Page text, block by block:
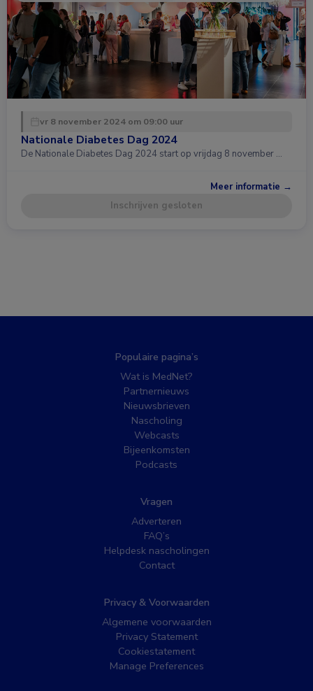
vr 8 november 2024 om 09:00 uur
Nationale Diabetes Dag 2024
De Nationale Diabetes Dag 2024 start op vrijdag 8 november …
Meer informatie →
Inschrijven gesloten
Populaire pagina’s
Wat is MedNet?
Partnernieuws
Nieuwsbrieven
Nascholing
Webcasts
Bijeenkomsten
Podcasts
Vragen
Adverteren
FAQ’s
Helpdesk nascholingen
Contact
Privacy & Voorwaarden
Algemene voorwaarden
Privacy Statement
Cookiestatement
Manage Preferences